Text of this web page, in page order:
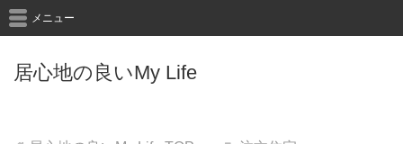
居心地の良いMy Life
メニュー